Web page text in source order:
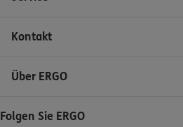
Kontakt
Über ERGO
Folgen Sie ERGO